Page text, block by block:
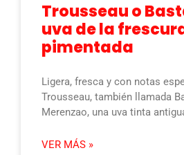
Trousseau o
uva de la
pimentada
Ligera, fresca y con notas
Trousseau, también llamada
Merenzao, una uva tinta
VER MÁS »